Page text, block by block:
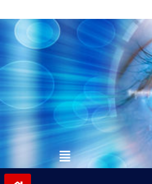
to
contentvinivida.lk